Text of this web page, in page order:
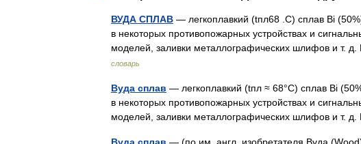
ВУДА СПЛАВ — легкоплавкий (tпл68 .С) сплав Bi
в некоторых противопожарных устройствах и
моделей, заливки металлографических шлифов и т.
словарь
Вуда сплав — легкоплавкий (tпл ≈ 68°C) сплав Bi
в некоторых противопожарных устройствах и
моделей, заливки металлографических шлифов и т.
Вуда сплав — (по им. англ. изобретателя Вуда